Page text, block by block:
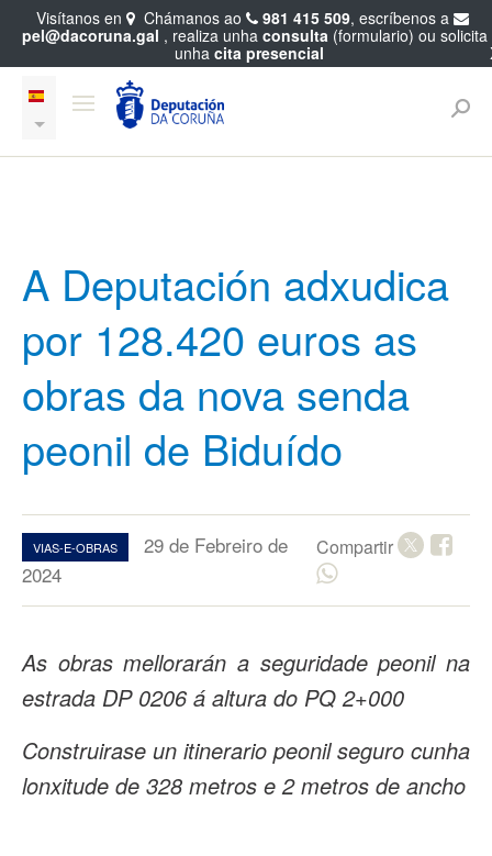
A Deputación adxudica
por 128.420 euros as
obras da nova senda
peonil de Biduído
VIAS-E-OBRAS
29 de Febreiro de
2024
Compartir
As obras mellorarán a seguridade peonil na
estrada DP 0206 á altura do PQ 2+000
Construirase un itinerario peonil seguro cunha
lonxitude de 328 metros e 2 metros de ancho
Visítanos en Chámanos ao 981 415 509, escríbenos a
pel@dacoruna.gal , realiza unha consulta(formulario) ou solicita
unha cita presencial